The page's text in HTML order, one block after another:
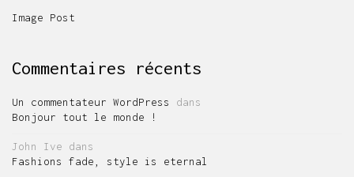
Image Post
Commentaires récents
Un commentateur WordPress
dans
Bonjour tout le monde !
John Ive dans
Fashions fade, style is eternal